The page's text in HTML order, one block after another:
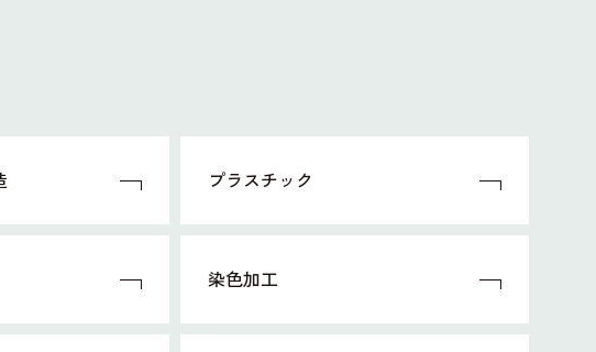
プラスチック
染色加工